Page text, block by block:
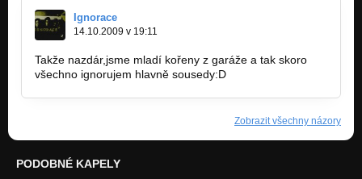
Ignorace
14.10.2009 v 19:11
Takže nazdár,jsme mladí kořeny z garáže a tak skoro
všechno ignorujem hlavně sousedy:D
Zobrazit všechny názory
PODOBNÉ KAPELY